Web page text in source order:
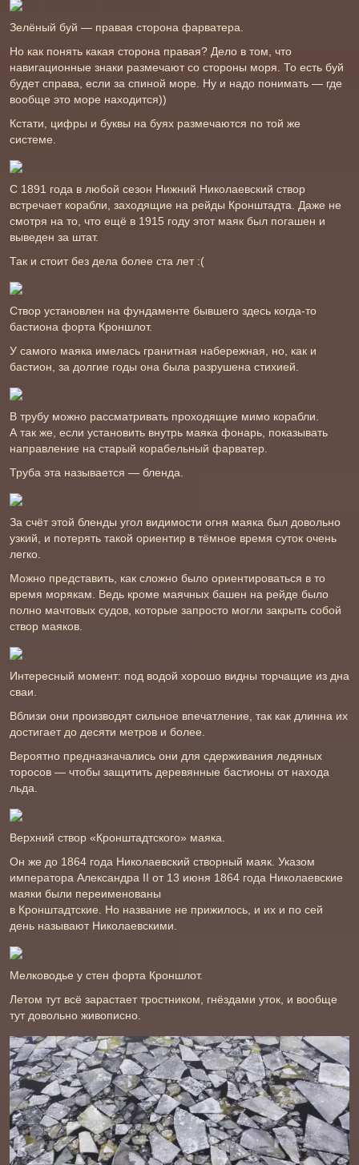
Зелёный буй — правая сторона фарватера.
Но как понять какая сторона правая? Дело в том, что
навигационные знаки размечают со стороны моря. То есть буй
будет справа, если за спиной море. Ну и надо понимать — где
вообще это море находится))
Кстати, цифры и буквы на буях размечаются по той же
системе.
С 1891 года в любой сезон Нижний Николаевский створ
встречает корабли, заходящие на рейды Кронштадта. Даже не
смотря на то, что ещё в 1915 году этот маяк был погашен и
выведен за штат.
Так и стоит без дела более ста лет :(
Створ установлен на фундаменте бывшего здесь когда-то
бастиона форта Кроншлот.
У самого маяка имелась гранитная набережная, но, как и
бастион, за долгие годы она была разрушена стихией.
В трубу можно рассматривать проходящие мимо корабли.
А так же, если установить внутрь маяка фонарь, показывать
направление на старый корабельный фарватер.
Труба эта называется — бленда.
За счёт этой бленды угол видимости огня маяка был довольно
узкий, и потерять такой ориентир в тёмное время суток очень
легко.
Можно представить, как сложно было ориентироваться в то
время морякам. Ведь кроме маячных башен на рейде было
полно мачтовых судов, которые запросто могли закрыть собой
створ маяков.
Интересный момент: под водой хорошо видны торчащие из дна
сваи.
Вблизи они производят сильное впечатление, так как длинна их
достигает до десяти метров и более.
Вероятно предназначались они для сдерживания ледяных
торосов — чтобы защитить деревянные бастионы от находа
льда.
Верхний створ «Кронштадтского» маяка.
Он же до 1864 года Николаевский створный маяк. Указом
императора Александра II от 13 июня 1864 года Николаевские
маяки были переименованы
в Кронштадтские. Но название не прижилось, и их и по сей
день называют Николаевскими.
Мелководье у стен форта Кроншлот.
Летом тут всё зарастает тростником, гнёздами уток, и вообще
тут довольно живописно.